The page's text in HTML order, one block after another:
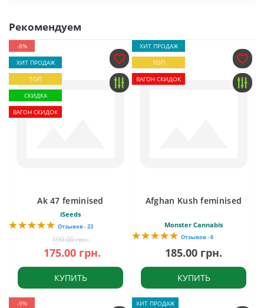
Рекомендуем
-8%
ХИТ ПРОДАЖ
ТОП
СКИДКА
ВАГОН СКИДОК
Ak 47 feminised
iSeeds
Отзывов - 23
190.00 грн.
175.00 грн.
КУПИТЬ
ХИТ ПРОДАЖ
ТОП
ВАГОН СКИДОК
Afghan Kush feminised
Monster Cannabis
Отзывов - 6
185.00 грн.
КУПИТЬ
-9%
ХИТ ПРОДАЖ